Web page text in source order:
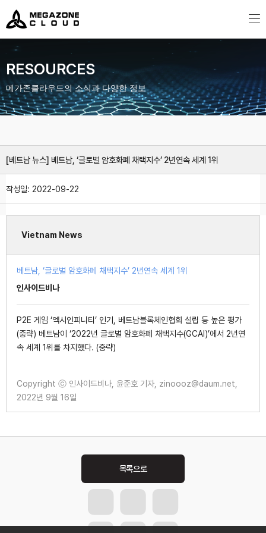
MegazoneCloud
디지털 전문 기업, 메가존클라우드
RESOURCES
메가존클라우드의 소식과 다양한 정보
[베트남 뉴스] 베트남, ‘글로벌 암호화폐 채택지수’ 2년연속 세계 1위
작성일: 2022-09-22
Vietnam News
베트남, ‘글로벌 암호화폐 채택지수’ 2년연속 세계 1위
인사이드비나
P2E 게임 ‘엑시인피니티’ 인기, 베트남블록체인협회 설립 등 높은 평가
(중략) 베트남이 ‘2022년 글로벌 암호화폐 채택지수(GCAI)’에서 2년연
속 세계 1위를 차지했다. (중략)
Copyright ⓒ 인사이드비나, 윤준호 기자, zinoooz@daum.net,
2022년 9월 16일